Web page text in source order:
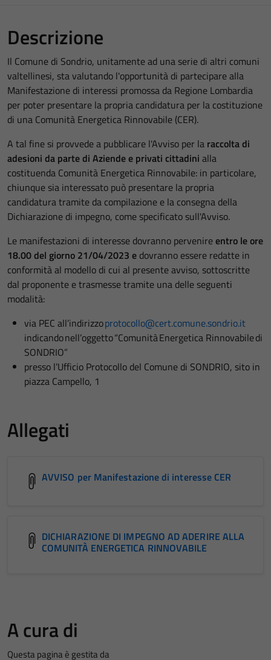
Descrizione
Il Comune di Sondrio, unitamente ad una serie di altri comuni
valtellinesi, sta valutando l'opportunità di partecipare alla
Manifestazione di interessi promossa da Regione Lombardia
per poter presentare la propria candidatura per la costituzione
di una Comunità Energetica Rinnovabile (CER).
A tal fine si provvede a pubblicare l'Avviso per la raccolta di
adesioni da parte di Aziende e privati cittadini alla
costituenda Comunità Energetica Rinnovabile: in particolare,
chiunque sia interessato può presentare la propria
candidatura tramite da compilazione e la consegna della
Dichiarazione di impegno, come specificato sull'Avviso.
Le manifestazioni di interesse dovranno pervenireentro le ore
18.00 del giorno 21/04/2023 e dovranno essere redatte in
conformità al modello di cui al presente avviso, sottoscritte
dal proponente e trasmesse tramite una delle seguenti
modalità:
via PEC all’indirizzoprotocollo@cert.comune.sondrio.it
indicando nell’oggetto “Comunità Energetica Rinnovabile di
SONDRIO”
presso l’Ufficio Protocollo del Comune di SONDRIO, sito in
piazza Campello, 1
Allegati
AVVISO per Manifestazione di interesse CER
DICHIARAZIONE DI IMPEGNO AD ADERIRE ALLA
COMUNITÀ ENERGETICA RINNOVABILE
A cura di
Questa pagina è gestita da